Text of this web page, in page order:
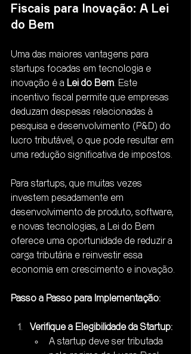
Fiscais para Inovação: A Lei
do Bem
Uma das maiores vantagens para
startups focadas em tecnologia e
inovação é a Lei do Bem. Este
incentivo fiscal permite que empresas
deduzam despesas relacionadas à
pesquisa e desenvolvimento (P&D) do
lucro tributável, o que pode resultar em
uma redução significativa de impostos.
Para startups, que muitas vezes
investem pesadamente em
desenvolvimento de produto, software,
e novas tecnologias, a Lei do Bem
oferece uma oportunidade de reduzir a
carga tributária e reinvestir essa
economia em crescimento e inovação.
Passo a Passo para Implementação:
Verifique a Elegibilidade da Startup:
A startup deve ser tributada